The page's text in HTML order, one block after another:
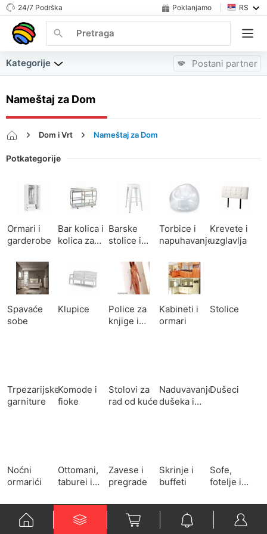
24/7 Podrška Poklanjamo RS
Kategorije Postani partner
Nameštaj za Dom
Dom i Vrt Nameštaj za Dom
Potkategorije
Ormari i
garderobe
Bar kolica i
kolica za
Barske
stolice i
Torbice i
napuhavanje
Krevete i
uzglavlja
Spavaće
sobe
Klupice
Police za
knjige i
Kabineti i
ormari
Stolice
Trpezarijske
garniture
Komode i
fioke
Stolovi za
rad od kuće
Naduvavanje
dušeka i
Dušeci
Noćni
ormarići
Ottomani,
taburei i
Zavese i
pregrade
Skrinje i
buffeti
Sofe,
fotelje i